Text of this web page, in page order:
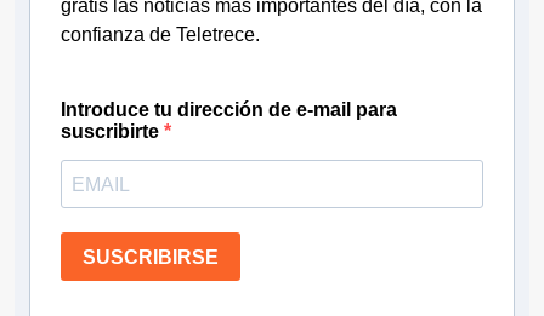
gratis las noticias más importantes del día, con la
confianza de Teletrece.
Introduce tu dirección de e-mail para
suscribirte
SUSCRIBIRSE